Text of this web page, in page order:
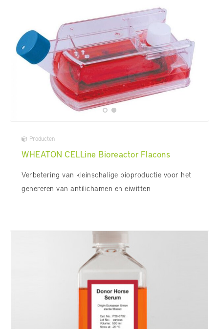
Producten
WHEATON CELLine Bioreactor Flacons
Verbetering van kleinschalige bioproductie voor het
genereren van antilichamen en eiwitten